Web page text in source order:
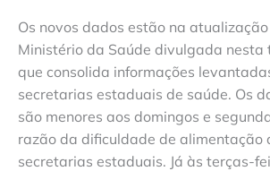
Os novos dados estão na
Ministério da Saúde divulgada nesta
que consolida informações
secretarias estaduais de saúde. Os
são menores aos domingos e
razão da dificuldade de alimentação
secretarias estaduais. Já às terças-